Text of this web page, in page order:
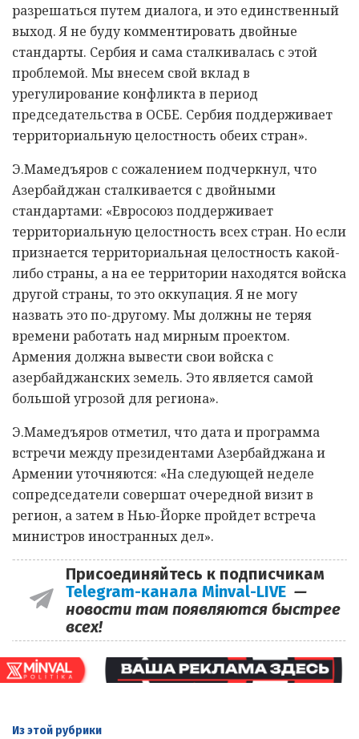
разрешаться путем диалога, и это единственный
выход. Я не буду комментировать двойные
стандарты. Сербия и сама сталкивалась с этой
проблемой. Мы внесем свой вклад в
урегулирование конфликта в период
председательства в ОСБЕ. Сербия поддерживает
территориальную целостность обеих стран».
Э.Мамедъяров с сожалением подчеркнул, что
Азербайджан сталкивается с двойными
стандартами: «Евросоюз поддерживает
территориальную целостность всех стран. Но если
признается территориальная целостность какой-
либо страны, а на ее территории находятся войска
другой страны, то это оккупация. Я не могу
назвать это по-другому. Мы должны не теряя
времени работать над мирным проектом.
Армения должна вывести свои войска с
азербайджанских земель. Это является самой
большой угрозой для региона».
Э.Мамедъяров отметил, что дата и программа
встречи между президентами Азербайджана и
Армении уточняются: «На следующей неделе
сопредседатели совершат очередной визит в
регион, а затем в Нью-Йорке пройдет встреча
министров иностранных дел».
Присоединяйтесь к подписчикам
Telegram-канала Minval-LIVE —
новости там появляются быстрее
всех!
Из этой рубрики